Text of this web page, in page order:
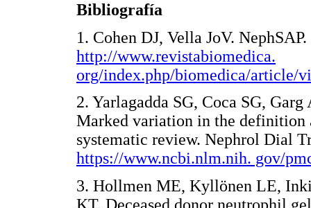
Bibliografía
1. Cohen DJ, Vella JoV.
http://www.revistabiomedica.
org/index.php/biomedica/article/
2. Yarlagadda SG, Coca SG,
Marked variation in the definition
systematic review. Nephrol Dial
https://www.ncbi.nlm.nih. gov/
3. Hollmen ME, Kyllönen LE,